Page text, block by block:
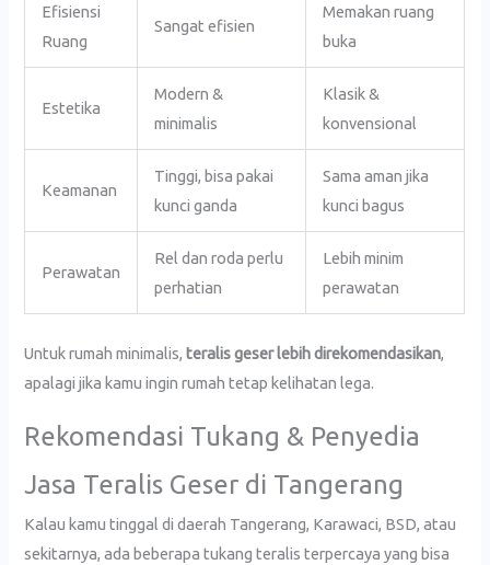
Efisiensi
Ruang
Sangat efisien
Memakan ruang
buka
Estetika
Modern &
minimalis
Klasik &
konvensional
Keamanan
Tinggi, bisa pakai
kunci ganda
Sama aman jika
kunci bagus
Perawatan
Rel dan roda perlu
perhatian
Lebih minim
perawatan
Untuk rumah minimalis,teralis geser lebih direkomendasikan,
apalagi jika kamu ingin rumah tetap kelihatan lega.
Rekomendasi Tukang & Penyedia
Jasa Teralis Geser di Tangerang
Kalau kamu tinggal di daerah Tangerang, Karawaci, BSD, atau
sekitarnya, ada beberapa tukang teralis terpercaya yang bisa